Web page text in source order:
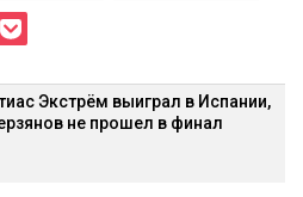
Экстрём выиграл в Испании,
не прошел в финал